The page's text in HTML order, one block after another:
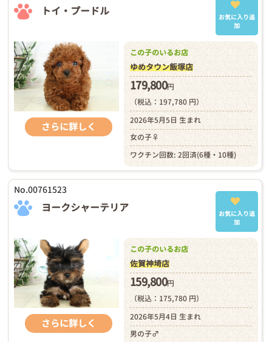
トイ・プードル
お気に入り追
加
さらに詳しく
この子のいるお店
ゆめタウン飯塚店
179,800円
（税込：197,780 円）
2026年5月5日 生まれ
女の子♀
ワクチン回数: 2回済(6種・10種)
No.00761523
ヨークシャーテリア
お気に入り追
加
さらに詳しく
この子のいるお店
佐賀神埼店
159,800円
（税込：175,780 円）
2026年5月4日 生まれ
男の子♂